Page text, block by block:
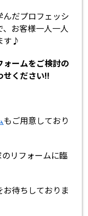
んだプロフェッシ
お客様一人一人
す♪
ームをご検討の
せください!!
もご用意しており
リフォームに臨
待ちしておりま